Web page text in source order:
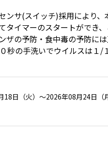
ンサ(スイッチ)採用により
タイマーのスタートができ
ザの予防・食中毒の予防に
秒の手洗いでウイルスは１/
ます。また、消毒用アルコー
程度が望ましいとされてい
ート ●表示は、カウントダ
で設定可能
18日（火）～2026年08月24日（月